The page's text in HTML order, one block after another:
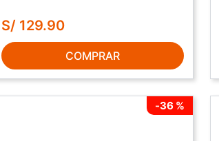
S/ 129.90
COMPRAR
-36 %